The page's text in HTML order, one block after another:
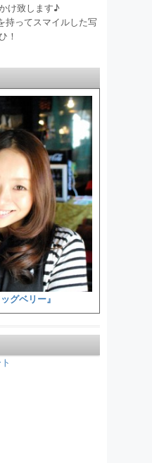
け致します♪
持ってスマイルした写
！
グベリー』